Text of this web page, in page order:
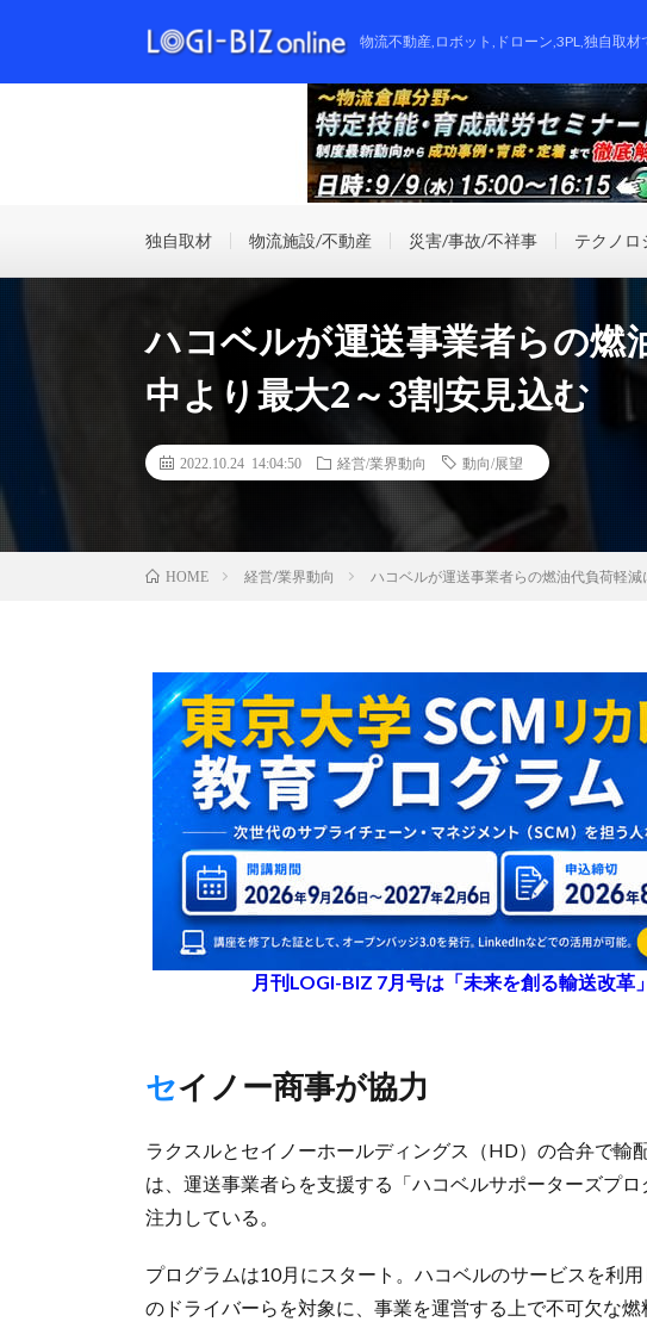
物流不動産,ロボット,ドローン,3PL,独自取
独自取材 物流施設/不動産 災害/事故/不祥事 テクノロ
ハコベルが運送事業者らの燃
中より最大2～3割安見込む
2022.10.24 14:04:50 経営/業界動向 動向/展望
HOME 経営/業界動向 ハコベルが運送事業者らの燃油代負荷軽
月刊LOGI-BIZ 7月号は「未来を創る輸送改革
セイノー商事が協力
ラクスルとセイノーホールディングス（HD）の合弁で輸
は、運送事業者らを支援する「ハコベルサポーターズプ
注力している。
プログラムは10月にスタート。ハコベルのサービスを利
のドライバーらを対象に、事業を運営する上で不可欠な